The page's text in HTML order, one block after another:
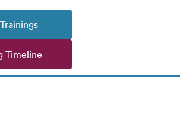
Timeline